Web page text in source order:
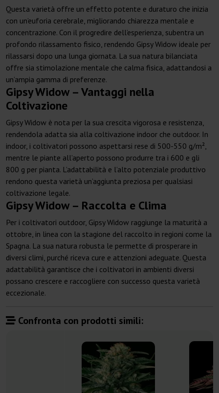
Questa varietà offre un effetto potente e duraturo che inizia
con un’euforia cerebrale, migliorando chiarezza mentale e
concentrazione. Con il progredire dell’esperienza, subentra un
profondo rilassamento fisico, rendendo Gipsy Widow ideale per
rilassarsi dopo una lunga giornata. La sua natura bilanciata
offre sia stimolazione mentale che calma fisica, adattandosi a
un’ampia gamma di preferenze.
Gipsy Widow – Vantaggi nella
Coltivazione
Gipsy Widow è nota per la sua crescita vigorosa e resistenza,
rendendola adatta sia alla coltivazione indoor che outdoor. In
indoor, i coltivatori possono aspettarsi rese di 500-550 g/m²,
mentre le piante all’aperto possono produrre tra i 600 e gli
800 g per pianta. L’adattabilità e l’alto potenziale produttivo
rendono questa varietà un’aggiunta preziosa per qualsiasi
coltivazione legale.
Gipsy Widow – Raccolta e Clima
Per i coltivatori outdoor, Gipsy Widow raggiunge la maturità a
ottobre, in linea con la stagione del raccolto in regioni come la
Spagna. La sua natura robusta le permette di prosperare in
diversi climi, purché riceva cure e attenzioni adeguate. Questa
adattabilità garantisce che i coltivatori in ambienti diversi
possano crescere e raccogliere con successo questa varietà
eccezionale.
Confronta con prodotti simili: